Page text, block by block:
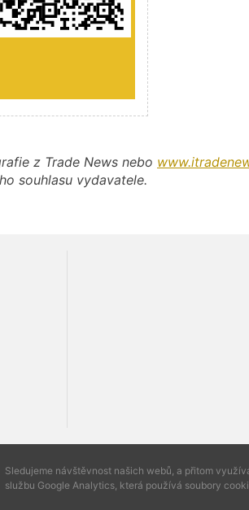
z Trade News nebo
souhlasu vydavatele.
Sledujeme návštěvnost našich webů, a přitom
službu Google Analytics, která používá soubory